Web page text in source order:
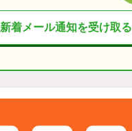
新着メール通知を受け取る